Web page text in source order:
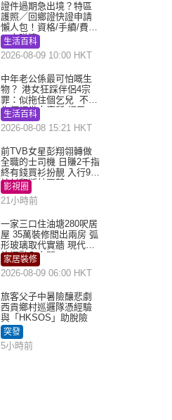
證件過期急出境？特區
護照／回鄉證快證申請
懶人包！資格/手續/費用
一文睇清
生活百科
2026-08-09 10:00 HKT
中年老公係最可怕嘅生
物？ 港女狂踩伴侶4宗
罪：似拖住個乞兒 不解
為何經常去廁所 網民一
語道破
生活百科
2026-08-08 15:21 HKT
前TVB女星彭翔翎轉做
全職的士司機 日賺2千指
終有錢買衫扮靚 入行9年
被封翻版林夏薇
影視圈
21小時前
一家三口住油塘280呎居
屋 35萬裝修間出兩房 弧
形玻璃取代實牆 現代神
枱櫃融入玄關
家居裝修
2026-08-09 06:00 HKT
旅客父子中暑險釀悲劇
西貢鄉村巡邏隊憑經驗
與「HKSOS」助脫險
突發
5小時前